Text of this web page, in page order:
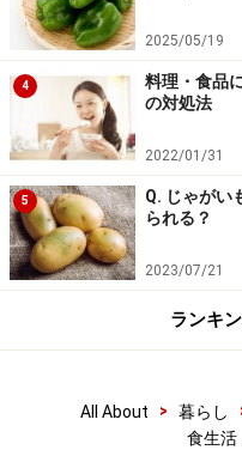
薄力粉はケーキ、お菓
イやてんぷらの衣など
料理でよく作る料理に
常備してあるのではない
中力粉は、日本古来の
ん」の麺を作るのに最適
強力粉・薄力粉
上述のように、強力粉
味しくできる料理は異
2025/05/19
4
料理・食品
の対処法
2022/01/31
5
Q. じゃがい
られる？
2023/07/21
ランキ
All About > 暮らし
食生活